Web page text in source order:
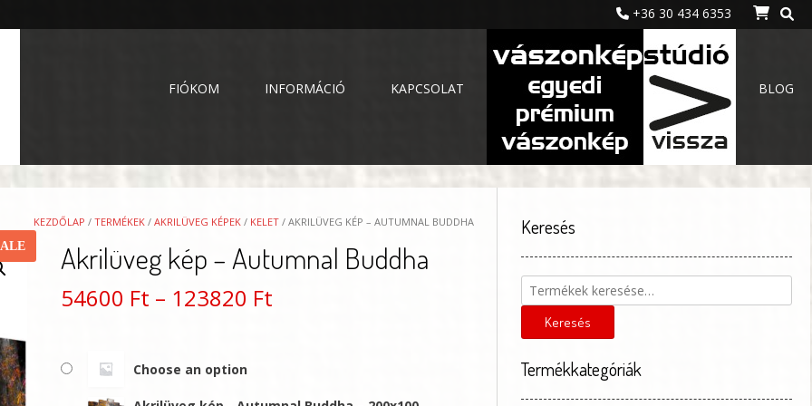
+36 30 434 6353
FIÓKOM INFORMÁCIÓ KAPCSOLAT BLOG
KEZDŐLAP / TERMÉKEK / AKRILÜVEG KÉPEK / KELET / AKRILÜVEG KÉP – AUTUMNAL BUDDHA
Akrilüveg kép – Autumnal Buddha
54600 Ft – 123820 Ft
123820 Ft
Choose an option
Keresés
Keresés
a
következőre:
Keresés
Termékkategóriák